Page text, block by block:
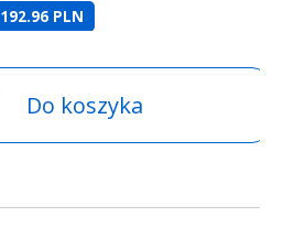
192.96 PLN
Do koszyka